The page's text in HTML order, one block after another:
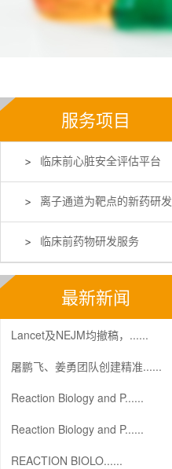
服务项目
临床前心脏安全评估平台
离子通道为靶点的新药研发
临床前药物研发服务
最新新闻
Lancet及NEJM均撤稿，......
屠鹏飞、姜勇团队创建精准......
Reaction Biology and P......
Reaction Biology and P......
REACTION BIOLO......